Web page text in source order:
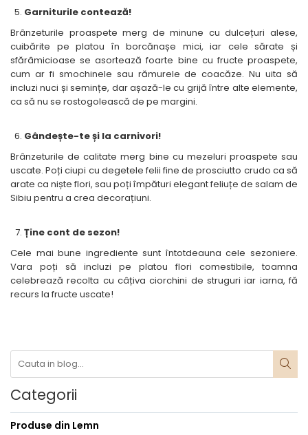
Garniturile contează!
Brânzeturile proaspete merg de minune cu dulcețuri alese,
cuibărite pe platou în borcănașe mici, iar cele sărate și
sfărâmicioase se asortează foarte bine cu fructe proaspete,
cum ar fi smochinele sau rămurele de coacăze. Nu uita să
incluzi nuci și semințe, dar așază-le cu grijă între alte elemente,
ca să nu se rostogolească de pe margini.
Gândește-te și la carnivori!
Brânzeturile de calitate merg bine cu mezeluri proaspete sau
uscate. Poți ciupi cu degetele felii fine de prosciutto crudo ca să
arate ca niște flori, sau poți împături elegant feliuțe de salam de
Sibiu pentru a crea decorațiuni.
Ține cont de sezon!
Cele mai bune ingrediente sunt întotdeauna cele sezoniere.
Vara poți să incluzi pe platou flori comestibile, toamna
celebrează recolta cu câțiva ciorchini de struguri iar iarna, fă
recurs la fructe uscate!
Categorii
Produse din Lemn